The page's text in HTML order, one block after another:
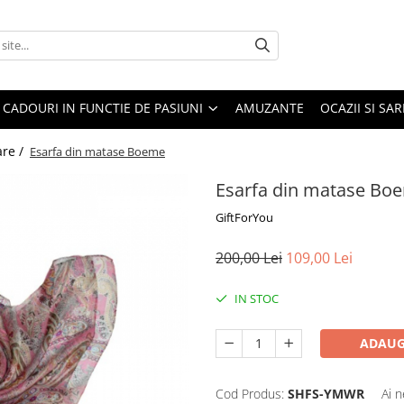
CADOURI IN FUNCTIE DE PASIUNI AMUZANTE OCAZII SI
/ Esarfa din matase Boeme
Esarfa din matase
GiftForYou
200,00 Lei 109,00 Lei
IN STOC
Cod Produs: SHFS-YMWR Ai